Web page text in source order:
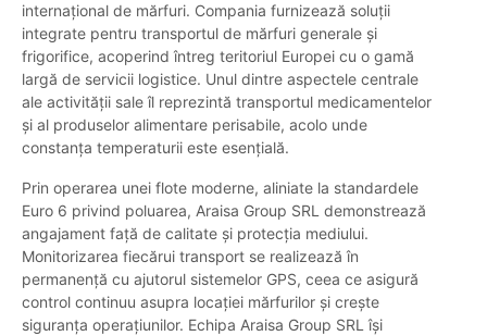
internațional de mărfuri. Compania furnizează soluții
integrate pentru transportul de mărfuri generale și
frigorifice, acoperind întreg teritoriul Europei cu o gamă
largă de servicii logistice. Unul dintre aspectele centrale
ale activității sale îl reprezintă transportul medicamentelor
și al produselor alimentare perisabile, acolo unde
constanța temperaturii este esențială.
Prin operarea unei flote moderne, aliniate la standardele
Euro 6 privind poluarea, Araisa Group SRL demonstrează
angajament față de calitate și protecția mediului.
Monitorizarea fiecărui transport se realizează în
permanență cu ajutorul sistemelor GPS, ceea ce asigură
control continuu asupra locației mărfurilor și crește
siguranța operațiunilor. Echipa Araisa Group SRL își